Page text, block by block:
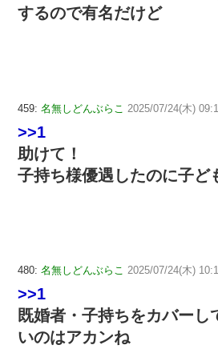
するので有名だけど
459: 名無しどんぶらこ 2025/07/24(木)
>>1
助けて！
子持ち様優遇したのに子ど
480: 名無しどんぶらこ 2025/07/24(木)
>>1
既婚者・子持ちをカバーし
いのはアカンね